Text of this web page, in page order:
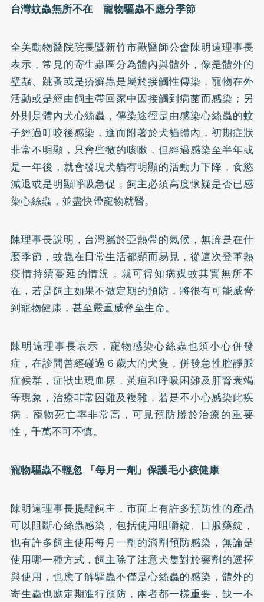
台灣蚊蟲無所不在 寵物驅蟲不應分季節
全美動物醫院院長暨新竹市獸醫師公會陳明遠理事長
表示，常見的寄生蟲區分為體內與體外，像是體外的
壁蝨、 跳蚤或是疥癬蟲是屬於接觸性傳染，寵物在外
活動或是經由飼主帶回家中因接觸到病菌而感染；另
外則是體內犬心絲蟲，傳染途徑是由感染心絲蟲的蚊
子經過叮咬後感染，進而附著於犬貓體內，初期症狀
非常不明顯，只會些微的咳嗽，但經過感染至半年或
是一年後，就會發現犬貓有明顯的活動力下降，食慾
減退或是明顯呼吸急促，飼主必須高度懷疑是否已感
染心絲蟲，並盡快帶寵物就醫。
陳理事長說明，台灣屬於亞熱帶的氣候，無論是在什
麼季節，蚊蟲在日常生活都顯而易見，從這次登革熱
疫情持續蔓延的情況，就可得知病媒蚊其實無所不
在，若是飼主如果不做定期的預防，將很有可能威脅
到寵物健康，甚至嚴重威脅至生命。
陳明遠理事長表示，寵物感染心絲蟲也須小心併發
症，在診間曾經碰過６歲大的犬隻，併發急性腔靜脈
症候群，症狀出現血尿，黃疸和呼吸困難及肝腎衰竭
等現象，治療非常困難及複雜，若是不小心感染此疾
病，寵物死亡率非常高，可見預防勝於治療的重要
性，千萬不可不慎。
寵物驅蟲不輕忽 「每月一劑」保護毛小孩健康
陳明遠理事長提醒飼主，市面上有許多預防性的產品
可以阻斷心絲蟲感染，包括使用咀嚼錠、口服藥錠，
也有許多飼主使用每月一劑的滴劑預防感染，無論是
使用哪一種方式，飼主除了注意犬隻對於藥劑的選擇
與使用，也應了解驅蟲不僅是心絲蟲的感染，體外的
寄生蟲也應定期進行預防，兩者都一樣重要，缺一不